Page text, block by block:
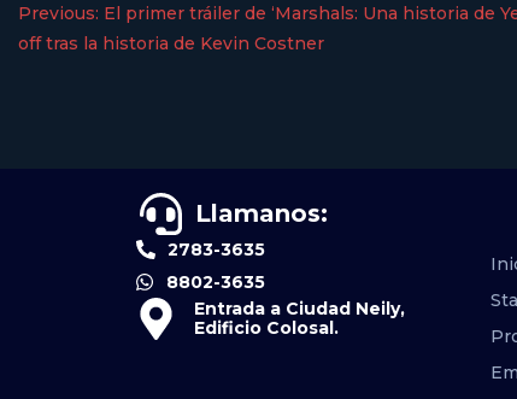
Previous: El primer tráiler de ‘Marshals: Una historia de
off tras la historia de Kevin Costner
Llamanos:
2783-3635
8802-3635
Entrada a Ciudad Neily,
Edificio Colosal.